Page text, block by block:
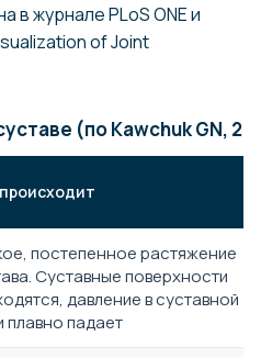
в журнале PLoS ONE и
of Joint
(по Kawchuk GN,
постепенное растяжение
Суставные поверхности
давление в суставной
плавно падает